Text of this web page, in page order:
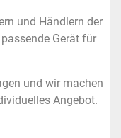
und Händlern der
Gerät für
und wir machen
Angebot.